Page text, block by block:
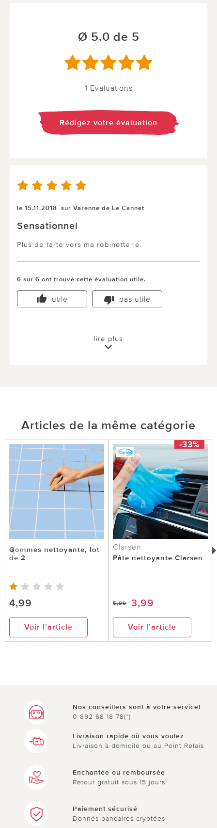
Ø 5.0 de 5
1 Evaluations
Rédigez votre évaluation
le 15.11.2018 sur Varenne de Le Cannet
Sensationnel
Plus de tarte vers ma robinetterie.
6 sur 6 ont trouvé cette évaluation utile.
utile pas utile
lire plus
Articles de la même catégorie
Gommes nettoyante, lot
de 2
4,99
Voir l’article
-33%
Clarsen
Pâte nettoyante Clarsen
5,99 3,99
Voir l’article
Nos conseillers sont à votre service!
0 892 68 18 78(*)
Livraison rapide où vous voulez
Livraison à domicile ou au Point Relais
Enchantée ou remboursée
Retour gratuit sous 15 jours
Paiement sécurisé
Donnés bancaires cryptées